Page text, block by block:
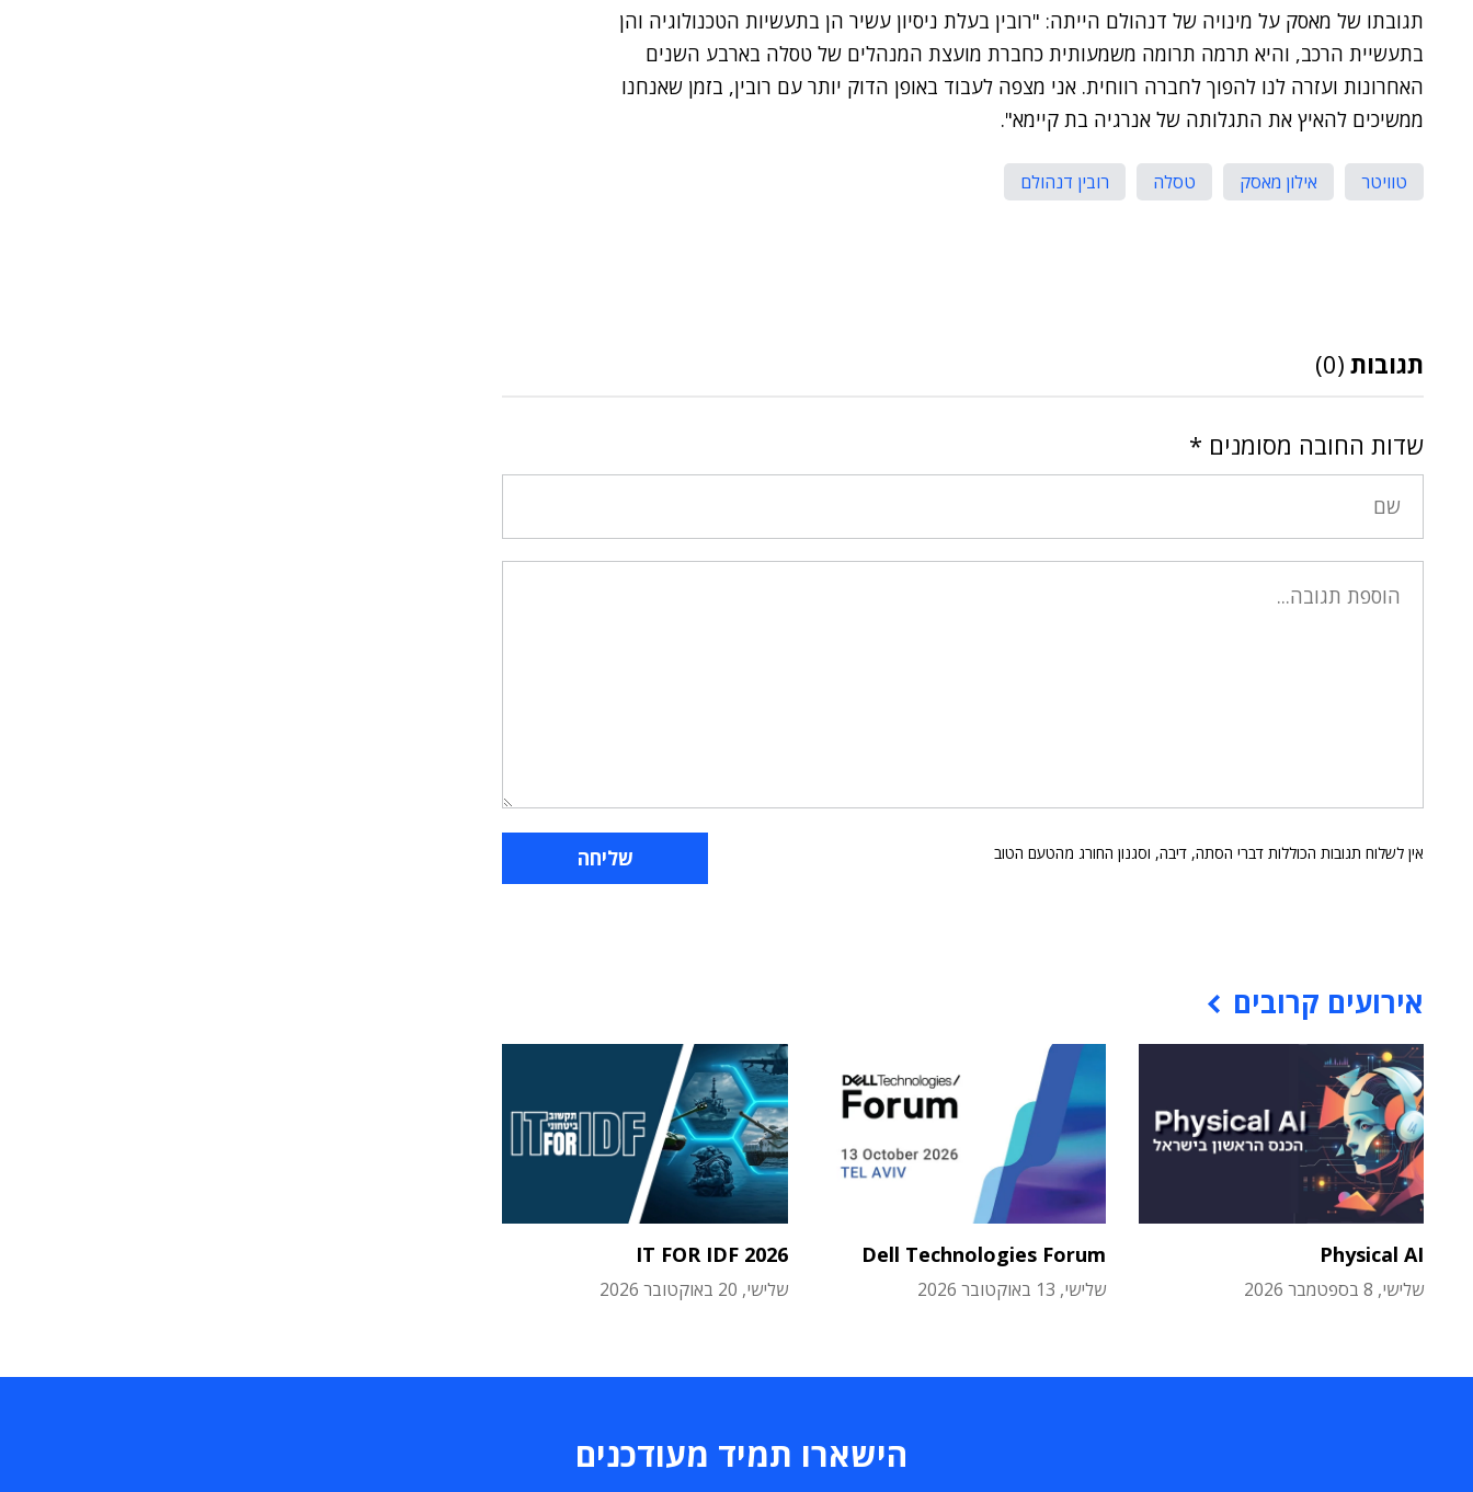
תגובתו של מאסק על מינויה של דנהולם הייתה: "רובין בעלת ניסיון עשיר הן בתעשיות הטכנולוגיה והן
בתעשיית הרכב, והיא תרמה תרומה משמעותית כחברת מועצת המנהלים של טסלה בארבע השנים
האחרונות ועזרה לנו להפוך לחברה רווחית. אני מצפה לעבוד באופן הדוק יותר עם רובין, בזמן שאנחנו
ממשיכים להאיץ את התגלותה של אנרגיה בת קיימא".
טוויטר אילון מאסק טסלה רובין דנהולם
תגובות (0)
שדות החובה מסומנים *
אין לשלוח תגובות הכוללות דברי הסתה, דיבה, וסגנון החורג מהטעם הטוב
אירועים קרובים
Physical AI
שלישי, 8 בספטמבר 2026
Dell Technologies Forum
שלישי, 13 באוקטובר 2026
IT FOR IDF 2026
שלישי, 20 באוקטובר 2026
הישארו תמיד מעודכנים